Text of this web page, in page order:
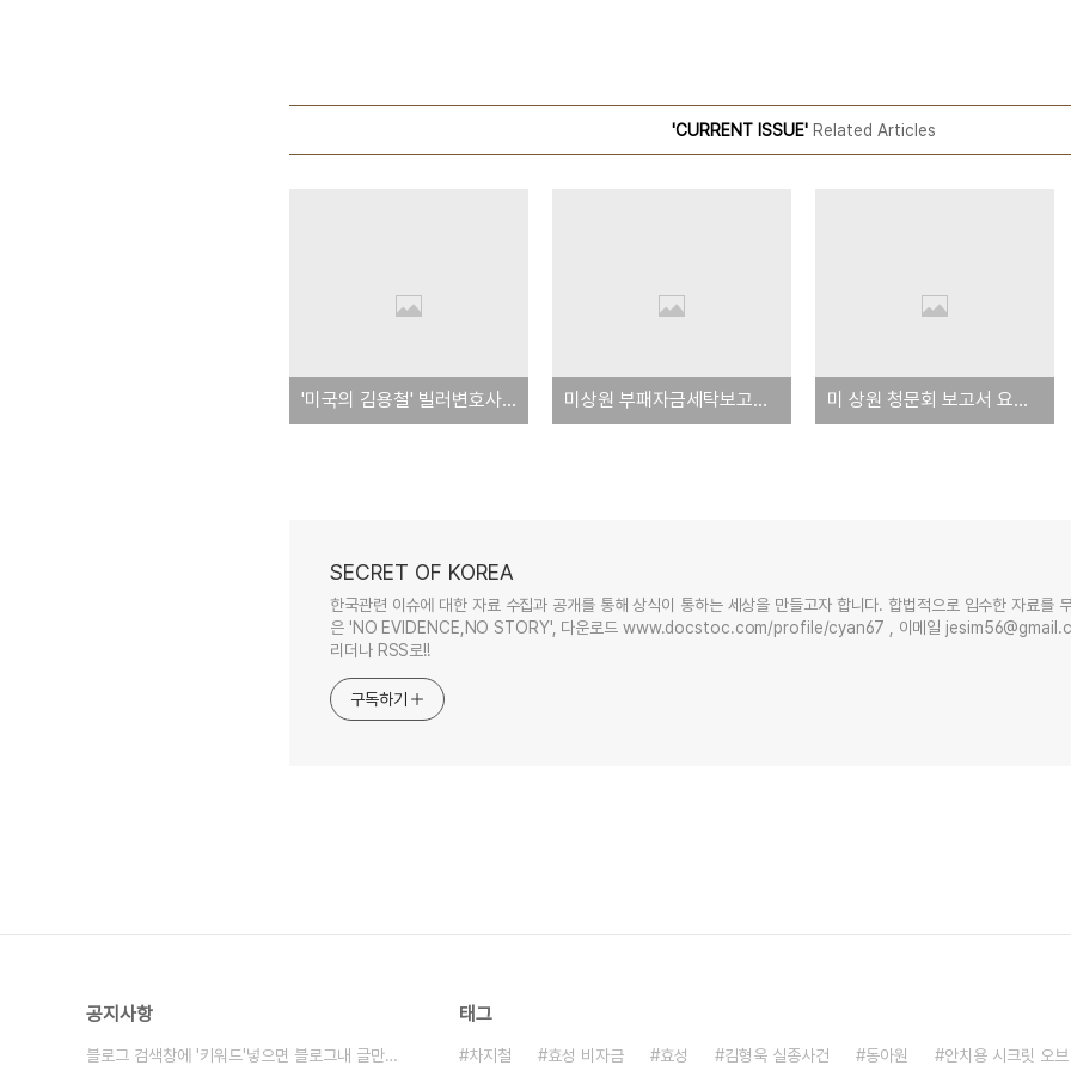
'CURRENT ISSUE'Related Articles
'미국의 김용철' 빌러변호사, '도요타 결함 은폐 문서 갖고 있다' 소송 [원문] 미상원 부패자금세탁보고서 전문 : 미국 돈은 꼬리표가 있더라 미 상원 청문회 보고서 요약 : 전세계 더러운 돈 미국으로 몰려온다
SECRET OF KOREA
한국관련 이슈에 대한 자료 수집과 공개를 통해 상식이 통하는 세상을 만들고자 합니다. 합법적으로 입수한 자료를
은 'NO EVIDENCE,NO STORY', 다운로드 www.docstoc.com/profile/cyan67 , 이메일
리더나 RSS로!!
구독하기
공지사항
블로그 검색창에 '키워드'넣으면 블로그내 글만 검색
태그
차지철 효성 비자금 효성 김형욱 실종사건 동아원 안치용 시크릿 오